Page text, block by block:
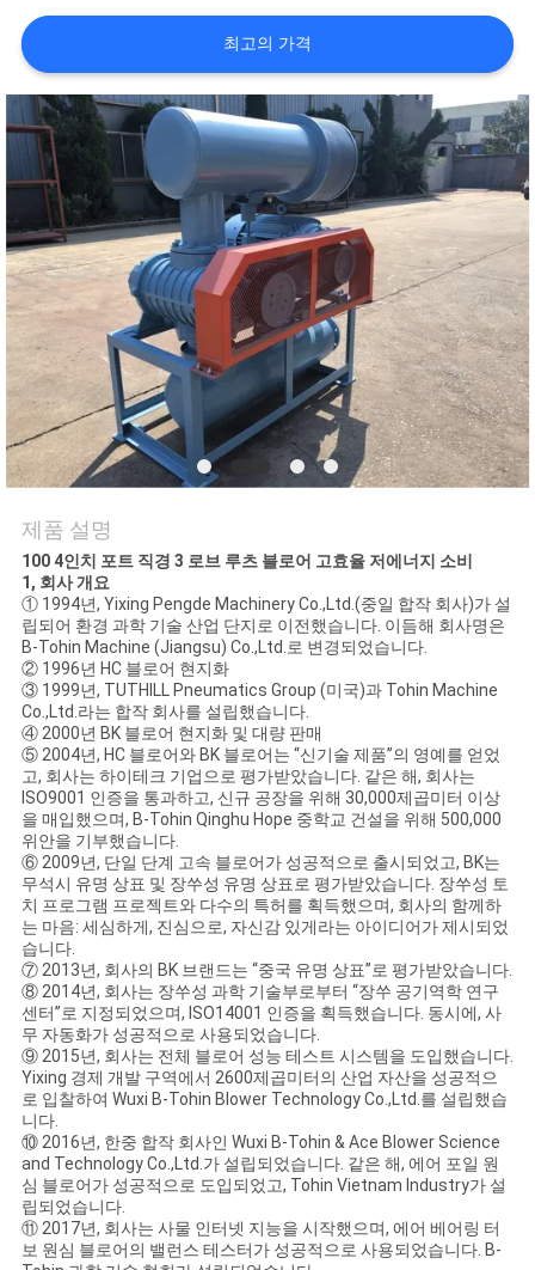
장
여
행
질
관
리
연
락
주
세
요
인
용
문
을
요
구
하
세
요
COMPANY
NEWS
최고의 가격
제품 설명
100 4인치 포트 직경 3 로브 루츠 블로어 고효율 저에너지 소비
1, 회사 개요
① 1994년, Yixing Pengde Machinery Co.,Ltd.(중일 합작 회사)가 설
립되어 환경 과학 기술 산업 단지로 이전했습니다. 이듬해 회사명은
B-Tohin Machine (Jiangsu) Co.,Ltd.로 변경되었습니다.
② 1996년 HC 블로어 현지화
③ 1999년, TUTHILL Pneumatics Group (미국)과 Tohin Machine
Co.,Ltd.라는 합작 회사를 설립했습니다.
④ 2000년 BK 블로어 현지화 및 대량 판매
⑤ 2004년, HC 블로어와 BK 블로어는 “신기술 제품”의 영예를 얻었
고, 회사는 하이테크 기업으로 평가받았습니다. 같은 해, 회사는
ISO9001 인증을 통과하고, 신규 공장을 위해 30,000제곱미터 이상
을 매입했으며, B-Tohin Qinghu Hope 중학교 건설을 위해 500,000
위안을 기부했습니다.
⑥ 2009년, 단일 단계 고속 블로어가 성공적으로 출시되었고, BK는
무석시 유명 상표 및 장쑤성 유명 상표로 평가받았습니다. 장쑤성 토
치 프로그램 프로젝트와 다수의 특허를 획득했으며, 회사의 함께하
는 마음: 세심하게, 진심으로, 자신감 있게라는 아이디어가 제시되었
습니다.
⑦ 2013년, 회사의 BK 브랜드는 “중국 유명 상표”로 평가받았습니다.
⑧ 2014년, 회사는 장쑤성 과학 기술부로부터 “장쑤 공기역학 연구
센터”로 지정되었으며, ISO14001 인증을 획득했습니다. 동시에, 사
무 자동화가 성공적으로 사용되었습니다.
⑨ 2015년, 회사는 전체 블로어 성능 테스트 시스템을 도입했습니다.
Yixing 경제 개발 구역에서 2600제곱미터의 산업 자산을 성공적으
로 입찰하여 Wuxi B-Tohin Blower Technology Co.,Ltd.를 설립했습
니다.
⑩ 2016년, 한중 합작 회사인 Wuxi B-Tohin & Ace Blower Science
and Technology Co.,Ltd.가 설립되었습니다. 같은 해, 에어 포일 원
심 블로어가 성공적으로 도입되었고, Tohin Vietnam Industry가 설
립되었습니다.
⑪ 2017년, 회사는 사물 인터넷 지능을 시작했으며, 에어 베어링 터
보 원심 블로어의 밸런스 테스터가 성공적으로 사용되었습니다. B-